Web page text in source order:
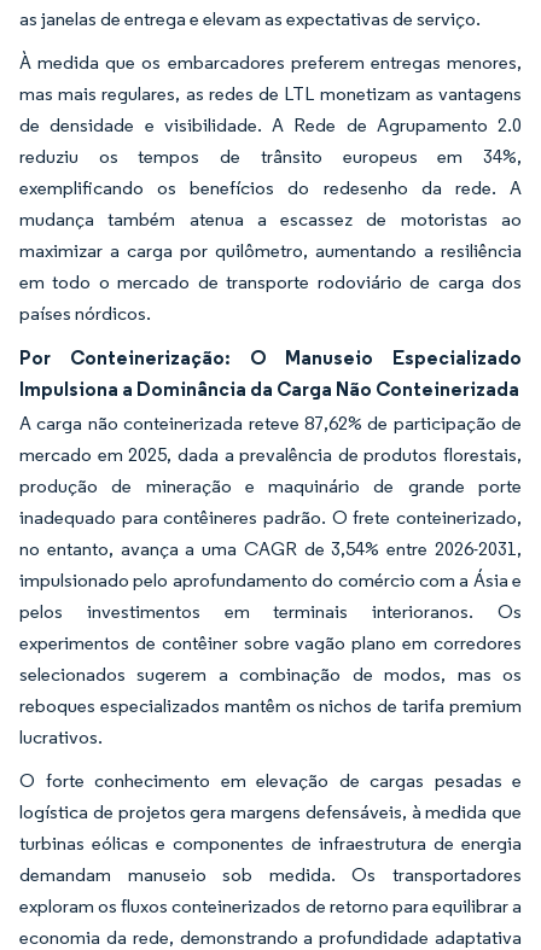
as janelas de entrega e elevam as expectativas de serviço.
À medida que os embarcadores preferem entregas menores,
mas mais regulares, as redes de LTL monetizam as vantagens
de densidade e visibilidade. A Rede de Agrupamento 2.0
reduziu os tempos de trânsito europeus em 34%,
exemplificando os benefícios do redesenho da rede. A
mudança também atenua a escassez de motoristas ao
maximizar a carga por quilômetro, aumentando a resiliência
em todo o mercado de transporte rodoviário de carga dos
países nórdicos.
Por Conteinerização: O Manuseio Especializado
Impulsiona a Dominância da Carga Não Conteinerizada
A carga não conteinerizada reteve 87,62% de participação de
mercado em 2025, dada a prevalência de produtos florestais,
produção de mineração e maquinário de grande porte
inadequado para contêineres padrão. O frete conteinerizado,
no entanto, avança a uma CAGR de 3,54% entre 2026-2031,
impulsionado pelo aprofundamento do comércio com a Ásia e
pelos investimentos em terminais interioranos. Os
experimentos de contêiner sobre vagão plano em corredores
selecionados sugerem a combinação de modos, mas os
reboques especializados mantêm os nichos de tarifa premium
lucrativos.
O forte conhecimento em elevação de cargas pesadas e
logística de projetos gera margens defensáveis, à medida que
turbinas eólicas e componentes de infraestrutura de energia
demandam manuseio sob medida. Os transportadores
exploram os fluxos conteinerizados de retorno para equilibrar a
economia da rede, demonstrando a profundidade adaptativa